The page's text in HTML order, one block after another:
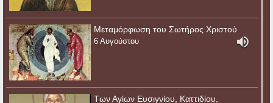
Μεταμόρφωση του Σωτήρος Χριστού
6 Αυγούστου
Των Αγίων Ευσιγνίου, Καττιδίου,